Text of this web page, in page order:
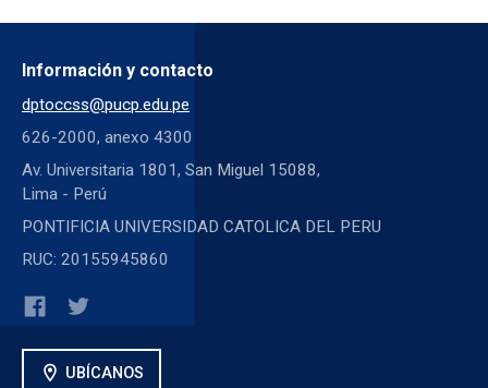
Información y contacto
dptoccss@pucp.edu.pe
626-2000, anexo 4300
Av. Universitaria 1801, San Miguel 15088,
Lima - Perú
PONTIFICIA UNIVERSIDAD CATOLICA DEL PERU
RUC: 20155945860
location_on UBÍCANOS